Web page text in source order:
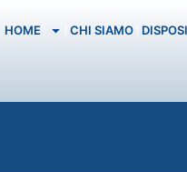
HOME CHI SIAMO